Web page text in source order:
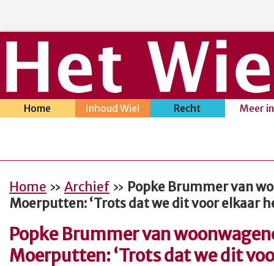
Home Inhoud Wiel Recht Meer
Home » Archief » Popke Brummer van
Moerputten: ‘Trots dat we dit voor elkaar
Popke Brummer van
Moerputten: ‘Trots dat we dit